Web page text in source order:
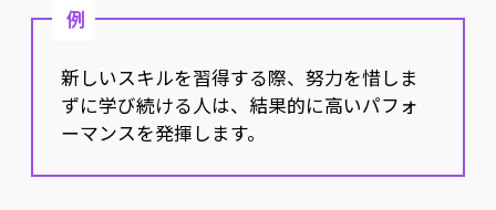
例
新しいスキルを習得する際、努力を惜しま
ずに学び続ける人は、結果的に高いパフォ
ーマンスを発揮します。